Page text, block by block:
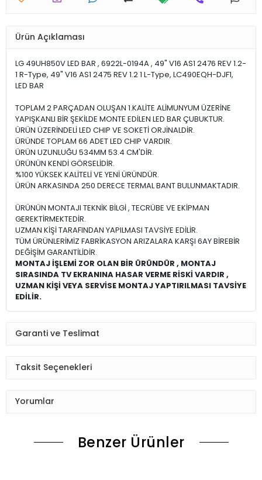
Ürün Açıklaması
LG 49UH850V LED BAR , 6922L-0194A , 49" V16 AS1 2476 REV 1.2-
1 R-Type, 49" V16 AS1 2475 REV 1.2 1 L-Type, LC490EQH-DJF1,
LED BAR
TOPLAM 2 PARÇADAN OLUŞAN 1.KALİTE ALİMUNYUM ÜZERİNE
YAPIŞKANLI BİR ŞEKİLDE MONTE EDİLEN LED BAR ÇUBUKTUR.
ÜRÜN ÜZERİNDELİ LED CHIP VE SOKETİ ORJİNALDİR.
ÜRÜNDE TOPLAM 66 ADET LED CHIP VARDIR.
ÜRÜN UZUNLUĞU 534MM 53.4 CM'DİR.
ÜRÜNÜN KENDİ GÖRSELİDİR.
%100 YÜKSEK KALİTELİ VE YENİ ÜRÜNDÜR.
ÜRÜN ARKASINDA 250 DERECE TERMAL BANT BULUNMAKTADIR.
ÜRÜNÜN MONTAJI TEKNİK BİLGİ , TECRÜBE VE EKİPMAN
GEREKTİRMEKTEDİR.
UZMAN KİŞİ TARAFINDAN YAPILMASI TAVSİYE EDİLİR.
TÜM ÜRÜNLERİMİZ FABRİKASYON ARIZALARA KARŞI 6AY BİREBİR
DEĞİŞİM GARANTİLİDİR.
MONTAJ İŞLEMİ ZOR OLAN BİR ÜRÜNDÜR , MONTAJ
SIRASINDA TV EKRANINA HASAR VERME RİSKİ VARDIR ,
UZMAN KİŞİ VEYA SERVİSE MONTAJ YAPTIRILMASI TAVSİYE
EDİLİR.
Garanti ve Teslimat
Taksit Seçenekleri
Yorumlar
Benzer Ürünler